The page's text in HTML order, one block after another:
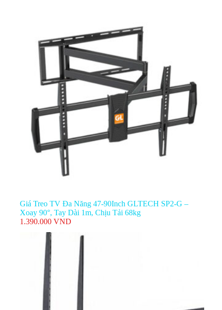
Giá Treo TV Đa Năng 47-90Inch GLTECH SP2-G –
Xoay 90°, Tay Dài 1m, Chịu Tải 68kg
1.390.000 VND